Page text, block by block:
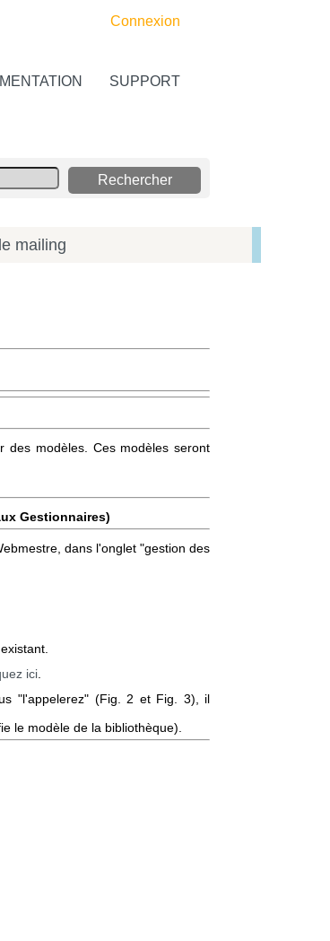
Connexion
SUPPORT
mailing
modèles. Ces modèles seront
Gestionnaires)
dans l'onglet "gestion des
ici.
"l'appelerez" (Fig. 2 et Fig. 3), il
le modèle de la bibliothèque).